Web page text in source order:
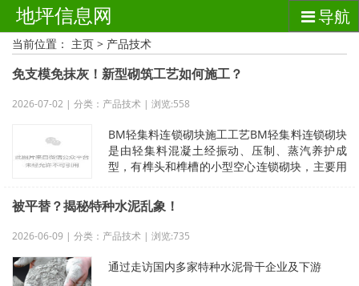
地坪信息网 导航
当前位置： 主页 > 产品技术
免支模免抹灰！新型砌筑工艺如何施工？
2026-07-02 | 分类：产品技术 | 浏览:558
BM轻集料连锁砌块施工工艺BM轻集料连锁砌块
是由轻集料混凝土经振动、压制、蒸汽养护成
型，有榫头和榫槽的小型空心连锁砌块，主要用
被平替？揭秘特种水泥乱象！
2026-06-09 | 分类：产品技术 | 浏览:735
通过走访国内多家特种水泥骨干企业及下游